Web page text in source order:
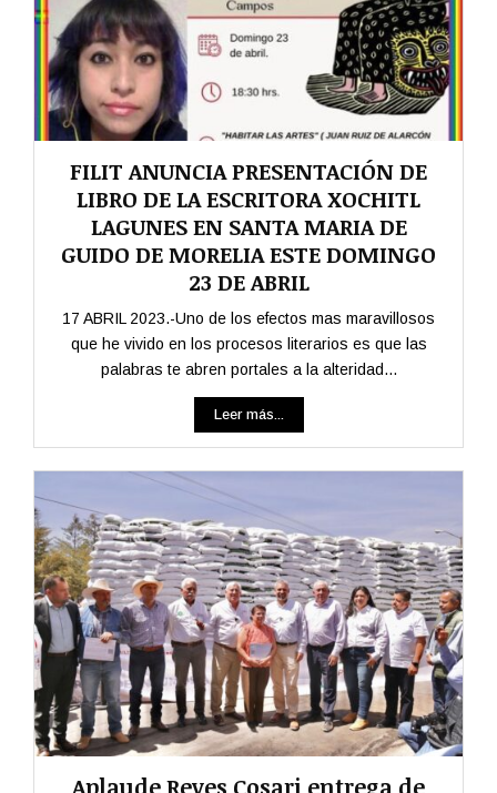
FILIT ANUNCIA PRESENTACIÓN DE
LIBRO DE LA ESCRITORA XOCHITL
LAGUNES EN SANTA MARIA DE
GUIDO DE MORELIA ESTE DOMINGO
23 DE ABRIL
17 ABRIL 2023.-Uno de los efectos mas maravillosos
que he vivido en los procesos literarios es que las
palabras te abren portales a la alteridad...
Leer más...
Aplaude Reyes Cosari entrega de